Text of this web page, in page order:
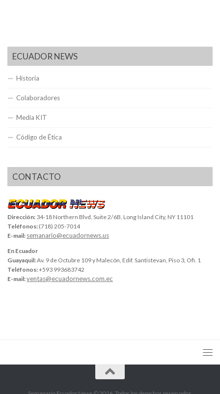
ECUADOR NEWS
Historia
Colaboradores
Media KIT
Código de Ética
CONTACTO
Dirección: 34-18 Northern Blvd, Suite 2/6B, Long Island City, NY 11101
Teléfonos: (718) 205-7014
E-mail: semanario@ecuadornews.us
En Ecuador
Guayaquil:Av. 9 de Octubre 109 y Malecón, Edif. Santistevan, Piso 3, Ofi. 1
Teléfonos:+593 993683742
E-mail:ventas@ecuadornews.com.ec